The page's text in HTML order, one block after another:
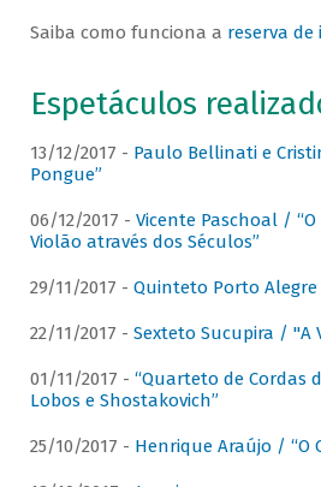
Saiba como funciona a reserva de
Espetáculos
13/12/2017 - Paulo Bellinati e
Pongue”
06/12/2017 - Vicente Paschoal /
Violão através dos Séculos”
29/11/2017 - Quinteto Porto Alegre
22/11/2017 - Sexteto Sucupira / "A
01/11/2017 - “Quarteto de Cordas
Lobos e Shostakovich”
25/10/2017 - Henrique Araújo / “O